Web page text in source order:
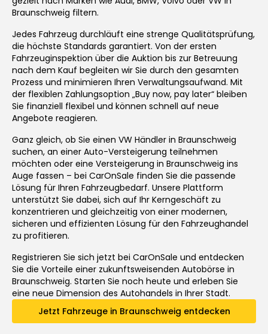
Braunschweig filtern.
Jedes Fahrzeug durchläuft eine strenge Qualitätsprüfung,
die höchste Standards garantiert. Von der ersten
Fahrzeuginspektion über die Auktion bis zur Betreuung
nach dem Kauf begleiten wir Sie durch den gesamten
Prozess und minimieren Ihren Verwaltungsaufwand. Mit
der flexiblen Zahlungsoption „Buy now, pay later“ bleiben
Sie finanziell flexibel und können schnell auf neue
Angebote reagieren.
Ganz gleich, ob Sie einen VW Händler in Braunschweig
suchen, an einer Auto-Versteigerung teilnehmen
möchten oder eine Versteigerung in Braunschweig ins
Auge fassen – bei CarOnSale finden Sie die passende
Lösung für Ihren Fahrzeugbedarf. Unsere Plattform
unterstützt Sie dabei, sich auf Ihr Kerngeschäft zu
konzentrieren und gleichzeitig von einer modernen,
sicheren und effizienten Lösung für den Fahrzeughandel
zu profitieren.
Registrieren Sie sich jetzt bei CarOnSale und entdecken
Sie die Vorteile einer zukunftsweisenden Autobörse in
Braunschweig. Starten Sie noch heute und erleben Sie
eine neue Dimension des Autohandels in Ihrer Stadt.
Jetzt Fahrzeuge in Braunschweig entdecken